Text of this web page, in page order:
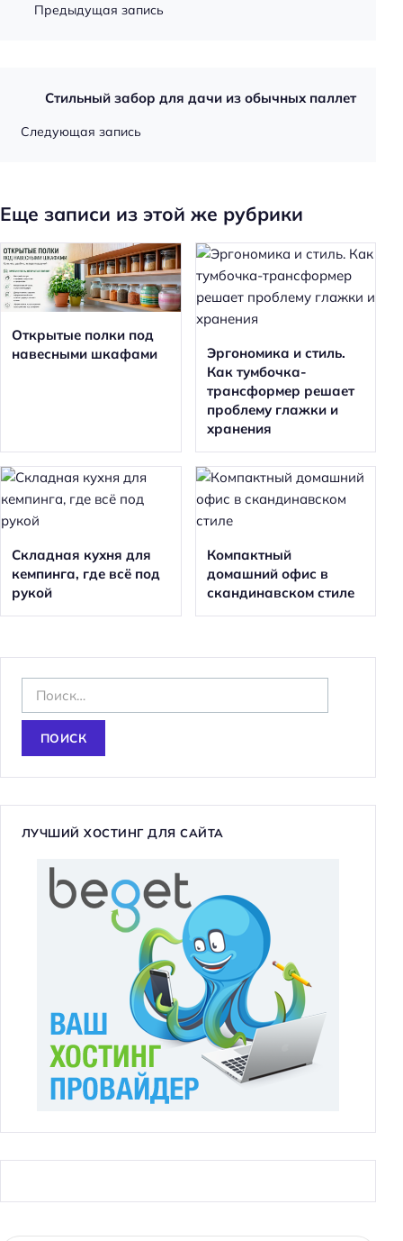
Предыдущая запись
Стильный забор для дачи из обычных паллет
Следующая запись
Еще записи из этой же рубрики
Открытые полки под
навесными шкафами
Эргономика и стиль.
Как тумбочка-
трансформер решает
проблему глажки и
хранения
Складная кухня для
кемпинга, где всё под
рукой
Компактный
домашний офис в
скандинавском стиле
а
и
ЛУЧШИЙ ХОСТИНГ ДЛЯ САЙТА